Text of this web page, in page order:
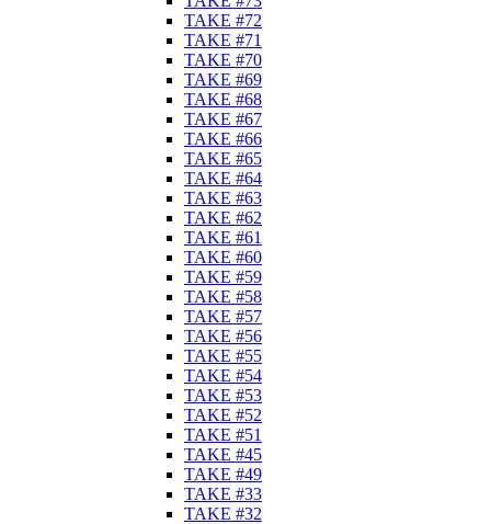
TAKE #72
TAKE #71
TAKE #70
TAKE #69
TAKE #68
TAKE #67
TAKE #66
TAKE #65
TAKE #64
TAKE #63
TAKE #62
TAKE #61
TAKE #60
TAKE #59
TAKE #58
TAKE #57
TAKE #56
TAKE #55
TAKE #54
TAKE #53
TAKE #52
TAKE #51
TAKE #45
TAKE #49
TAKE #33
TAKE #32